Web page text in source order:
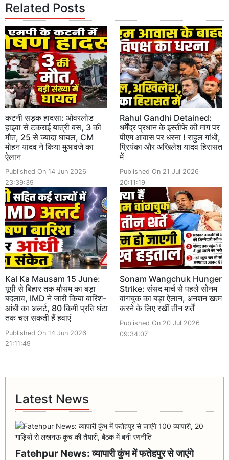
Related Posts
कटनी सड़क हादसा: ओवरलोड
हाइवा से टकराई यात्री बस, 3 की
मौत, 25 से ज्यादा घायल, CM
मोहन यादव ने किया मुआवजे का
ऐलान
Published On 14 Jun 2026
23:39:39
Rahul Gandhi Detained:
धर्मेंद्र प्रधान के इस्तीफे की मांग पर
पीएम आवास पर धरना ! राहुल गांधी,
प्रियंका और अखिलेश यादव हिरासत
में
Published On 21 Jul 2026
20:11:19
Kal Ka Mausam 15 June:
यूपी से बिहार तक मौसम का बड़ा
बदलाव, IMD ने जारी किया बारिश-
आंधी का अलर्ट, 80 किमी प्रति घंटा
तक चल सकती हैं हवाएं
Published On 14 Jun 2026
21:11:49
Sonam Wangchuk Hunger
Strike: संसद मार्च से पहले सोनम
वांगचुक का बड़ा ऐलान, अनशन खत्म
करने के लिए रखीं तीन शर्तें
Published On 20 Jul 2026
09:34:07
Latest News
Fatehpur News: व्यापारी कुंभ में फतेहपुर से जाएंगे